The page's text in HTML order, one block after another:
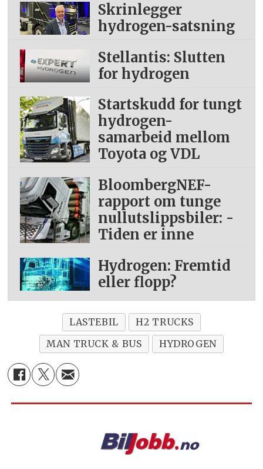
Skrinlegger
hydrogen-satsning
Stellantis: Slutten
for hydrogen
Startskudd for tungt
hydrogen-
samarbeid mellom
Toyota og VDL
BloombergNEF-
rapport om tunge
nullutslippsbiler: -
Tiden er inne
Hydrogen: Fremtid
eller flopp?
LASTEBIL
H2 TRUCKS
MAN TRUCK & BUS
HYDROGEN